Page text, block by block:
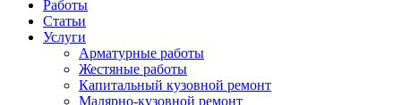
Работы
Статьи
Услуги
Арматурные работы
Жестяные работы
Капитальный кузовной ремонт
Малярно-кузовной ремонт